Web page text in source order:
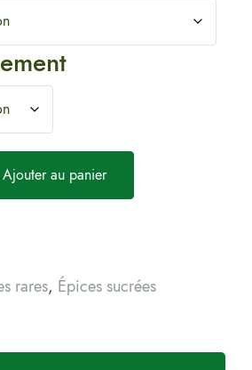
Ajouter au panier
rares, Épices sucrées